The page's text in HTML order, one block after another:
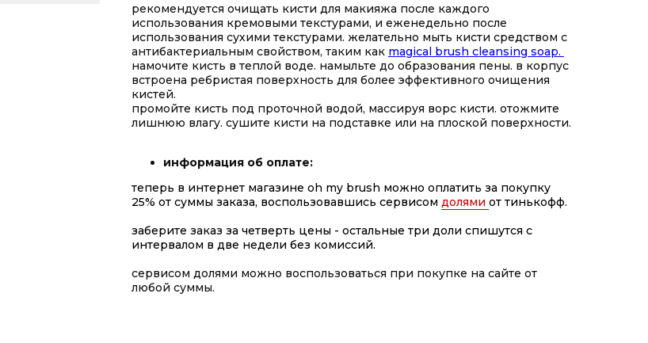
рекомендуется очищать кисти для макияжа после каждого
использования кремовыми текстурами, и еженедельно после
использования сухими текстурами. желательно мыть кисти средством с
антибактериальным свойством, таким как magical brush cleansing soap.
намочите кисть в теплой воде. намыльте до образования пены. в корпус
встроена ребристая поверхность для более эффективного очищения
кистей.
промойте кисть под проточной водой, массируя ворс кисти. отожмите
лишнюю влагу. сушите кисти на подставке или на плоской поверхности.
информация об оплате:
теперь в интернет магазине oh my brush можно оплатить за покупку
25% от суммы заказа, воспользовавшись сервисом долями от тинькофф.
заберите заказ за четверть цены - остальные три доли спишутся с
интервалом в две недели без комиссий.
сервисом долями можно воспользоваться при покупке на сайте от
любой суммы.